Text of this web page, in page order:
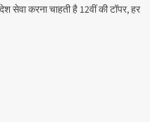
सेवा करना चाहती है 12वीं की टॉपर, हर